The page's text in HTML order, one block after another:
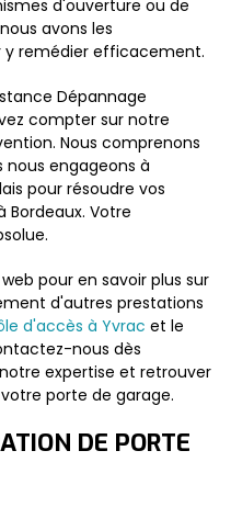
d'ouverture ou de
avons les
y remédier efficacement.
Dépannage
compter sur notre
Nous comprenons
engageons à
pour résoudre vos
Votre
pour en savoir plus sur
d'autres prestations
d'accès à Yvrac et le
nous dès
expertise et retrouver
porte de garage.
DE PORTE